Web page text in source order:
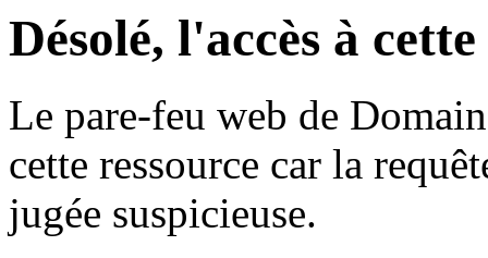
Désolé, l'accès à
Le pare-feu web de
cette ressource car la
jugée suspicieuse.